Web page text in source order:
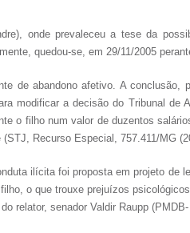
onde prevaleceu a tese da
quedou-se, em 29/11/2005
de abandono afetivo. A
modificar a decisão do Tribunal
o filho num valor de duzentos
Recurso Especial, 757.411/MG
ilícita foi proposta em projeto de
o que trouxe prejuízos
relator, senador Valdir Raupp (PMDB-